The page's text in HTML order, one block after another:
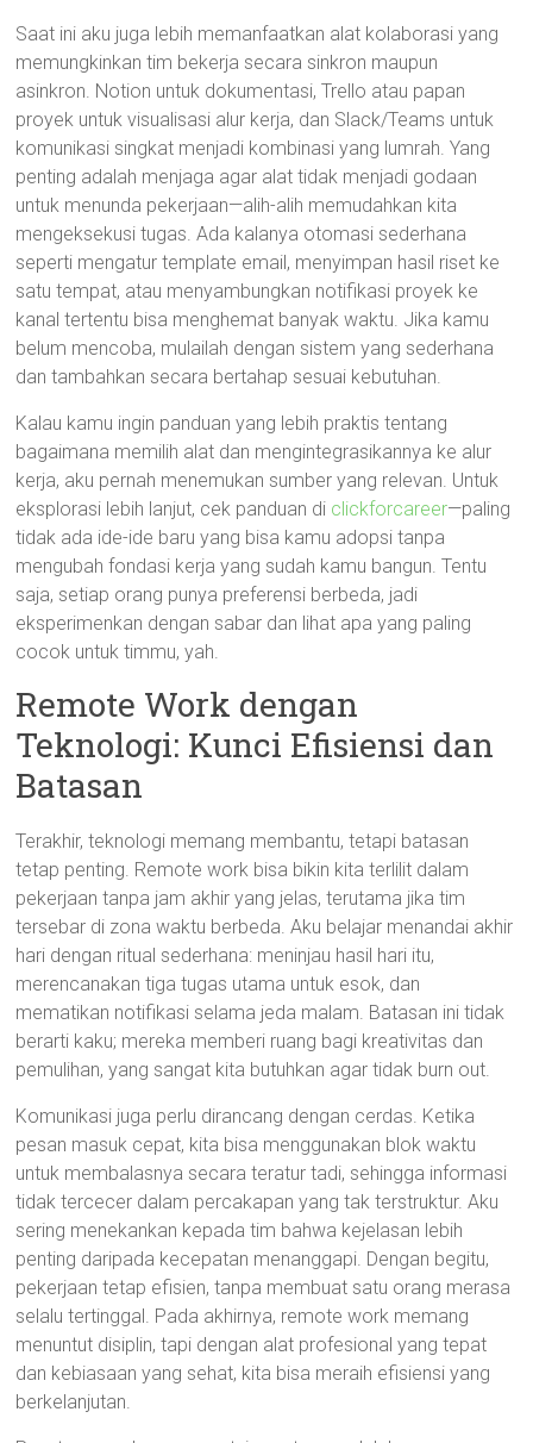
Saat ini aku juga lebih memanfaatkan alat kolaborasi yang
memungkinkan tim bekerja secara sinkron maupun
asinkron. Notion untuk dokumentasi, Trello atau papan
proyek untuk visualisasi alur kerja, dan Slack/Teams untuk
komunikasi singkat menjadi kombinasi yang lumrah. Yang
penting adalah menjaga agar alat tidak menjadi godaan
untuk menunda pekerjaan—alih-alih memudahkan kita
mengeksekusi tugas. Ada kalanya otomasi sederhana
seperti mengatur template email, menyimpan hasil riset ke
satu tempat, atau menyambungkan notifikasi proyek ke
kanal tertentu bisa menghemat banyak waktu. Jika kamu
belum mencoba, mulailah dengan sistem yang sederhana
dan tambahkan secara bertahap sesuai kebutuhan.
Kalau kamu ingin panduan yang lebih praktis tentang
bagaimana memilih alat dan mengintegrasikannya ke alur
kerja, aku pernah menemukan sumber yang relevan. Untuk
eksplorasi lebih lanjut, cek panduan di clickforcareer—paling
tidak ada ide-ide baru yang bisa kamu adopsi tanpa
mengubah fondasi kerja yang sudah kamu bangun. Tentu
saja, setiap orang punya preferensi berbeda, jadi
eksperimenkan dengan sabar dan lihat apa yang paling
cocok untuk timmu, yah.
Remote Work dengan
Teknologi: Kunci Efisiensi dan
Batasan
Terakhir, teknologi memang membantu, tetapi batasan
tetap penting. Remote work bisa bikin kita terlilit dalam
pekerjaan tanpa jam akhir yang jelas, terutama jika tim
tersebar di zona waktu berbeda. Aku belajar menandai akhir
hari dengan ritual sederhana: meninjau hasil hari itu,
merencanakan tiga tugas utama untuk esok, dan
mematikan notifikasi selama jeda malam. Batasan ini tidak
berarti kaku; mereka memberi ruang bagi kreativitas dan
pemulihan, yang sangat kita butuhkan agar tidak burn out.
Komunikasi juga perlu dirancang dengan cerdas. Ketika
pesan masuk cepat, kita bisa menggunakan blok waktu
untuk membalasnya secara teratur tadi, sehingga informasi
tidak tercecer dalam percakapan yang tak terstruktur. Aku
sering menekankan kepada tim bahwa kejelasan lebih
penting daripada kecepatan menanggapi. Dengan begitu,
pekerjaan tetap efisien, tanpa membuat satu orang merasa
selalu tertinggal. Pada akhirnya, remote work memang
menuntut disiplin, tapi dengan alat profesional yang tepat
dan kebiasaan yang sehat, kita bisa meraih efisiensi yang
berkelanjutan.